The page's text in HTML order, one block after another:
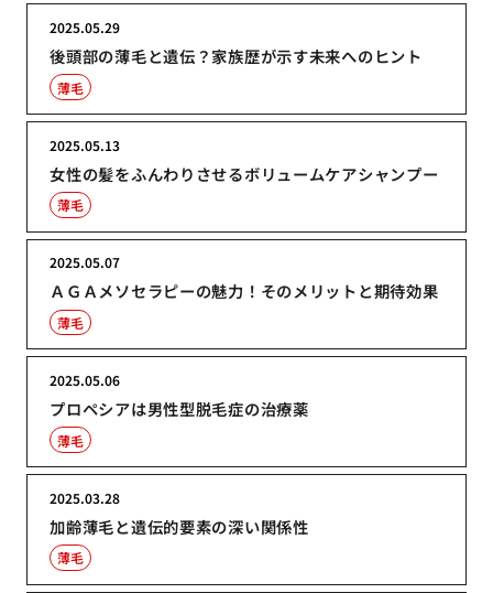
後頭部の薄毛と遺伝？家族歴が示す未来へのヒント
2025.05.29
薄毛
女性の髪をふんわりさせるボリュームケアシャンプー
2025.05.13
薄毛
ＡＧＡメソセラピーの魅力！そのメリットと期待効果
2025.05.07
薄毛
プロペシアは男性型脱毛症の治療薬
2025.05.06
薄毛
加齢薄毛と遺伝的要素の深い関係性
2025.03.28
薄毛